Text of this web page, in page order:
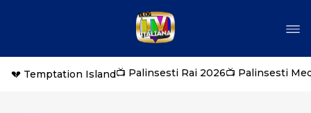
💔 Temptation Island📺 Palinsesti Rai 2026📺 Palinsesti